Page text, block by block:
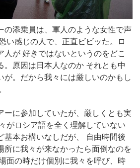
の添乗員は、軍人のような女性で声
い感じの人で、正直ビビッた。ロ
人が 好きではないというのをどこ
。原因は日本人なのか それとも中
が。だから我々には厳しいのかもし
ーに参加していたが、厳しくとも実
がロシア語を全く理解していない
基本お構いなしだが、 自由時間後
所に我々が来なかったら面倒なのを
面の時だけ個別に我々を呼び、時